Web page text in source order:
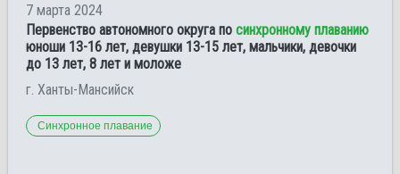
7 марта 2024
Первенство автономного округа по синхронному плаванию
юноши 13-16 лет, девушки 13-15 лет, мальчики, девочки
до 13 лет, 8 лет и моложе
г. Ханты-Мансийск
Синхронное плавание